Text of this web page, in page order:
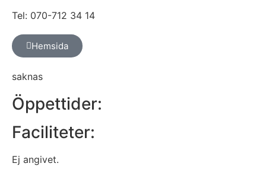
Tel: 070-712 34 14
Hemsida
saknas
Öppettider:
Faciliteter:
Ej angivet.